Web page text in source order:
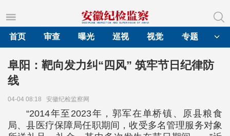
首页
审查 曝光 巡视 视觉 专题
阜阳：靶向发力纠“四风” 筑牢节日纪律防
线
04-04 08:18 安徽纪检监察网
“2014年至2023年，郭军在单桥镇、原县粮食
局、县医疗保障局任职期间，收受多名管理服务对象